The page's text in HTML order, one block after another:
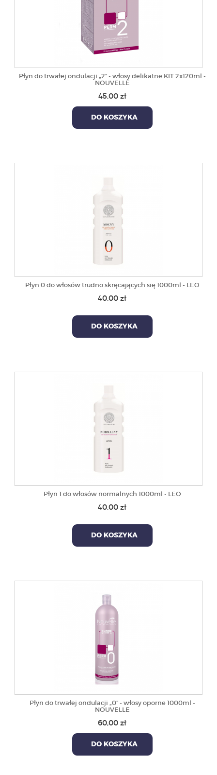
Płyn do trwałej ondulacji „2” - włosy delikatne KIT 2x120ml -
NOUVELLE
45,00 zł
DO KOSZYKA
Płyn 0 do włosów trudno skręcających się 1000ml - LEO
40,00 zł
DO KOSZYKA
Płyn 1 do włosów normalnych 1000ml - LEO
40,00 zł
DO KOSZYKA
Płyn do trwałej ondulacji „0” - włosy oporne 1000ml -
NOUVELLE
60,00 zł
DO KOSZYKA